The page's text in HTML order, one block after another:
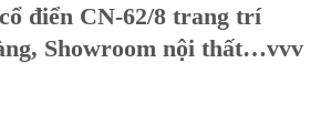
điển CN-62/8 trang trí
Showroom nội thất…vvv